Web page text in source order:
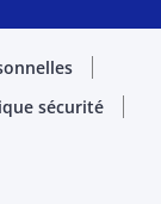
sécurité